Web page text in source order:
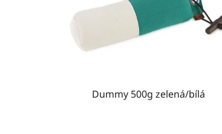
Dummy 500g zelená/bílá